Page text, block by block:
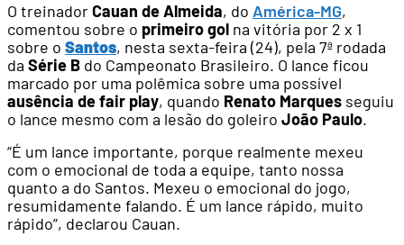
O treinadorCauan de Almeida, do América-MG,
comentou sobre o primeiro gol na vitória por 2 x 1
sobre o Santos, nesta sexta-feira (24), pela 7ª rodada
da Série B do Campeonato Brasileiro. O lance ficou
marcado por uma polêmica sobre uma possível
ausência de fair play, quando Renato Marques seguiu
o lance mesmo com a lesão do goleiro João Paulo.
“É um lance importante, porque realmente mexeu
com o emocional de toda a equipe, tanto nossa
quanto a do Santos. Mexeu o emocional do jogo,
resumidamente falando. É um lance rápido, muito
rápido”, declarou Cauan.